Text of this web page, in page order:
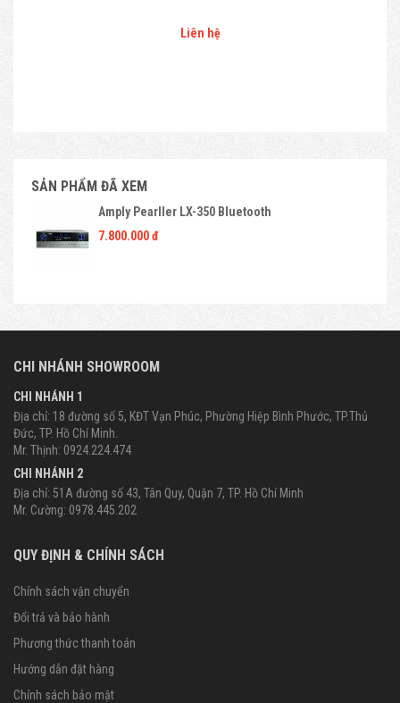
Liên hệ
SẢN PHẨM ĐÃ XEM
Amply Pearller LX-350 Bluetooth
7.800.000 đ
CHI NHÁNH SHOWROOM
CHI NHÁNH 1
Địa chỉ: 18 đường số 5, KĐT Vạn Phúc, Phường Hiệp Bình Phước, TP.Thủ
Đức, TP. Hồ Chí Minh.
Mr. Thịnh: 0924.224.474
CHI NHÁNH 2
Địa chỉ: 51A đường số 43, Tân Quy, Quận 7, TP. Hồ Chí Minh
Mr. Cường: 0978.445.202
QUY ĐỊNH & CHÍNH SÁCH
Chính sách vận chuyển
Đổi trả và bảo hành
Phương thức thanh toán
Hướng dẫn đặt hàng
Chính sách bảo mật